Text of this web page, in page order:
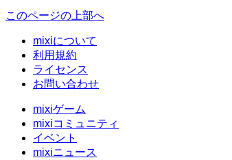
このページの上部へ
mixiについて
利用規約
ライセンス
お問い合わせ
mixiゲーム
mixiコミュニティ
イベント
mixiニュース